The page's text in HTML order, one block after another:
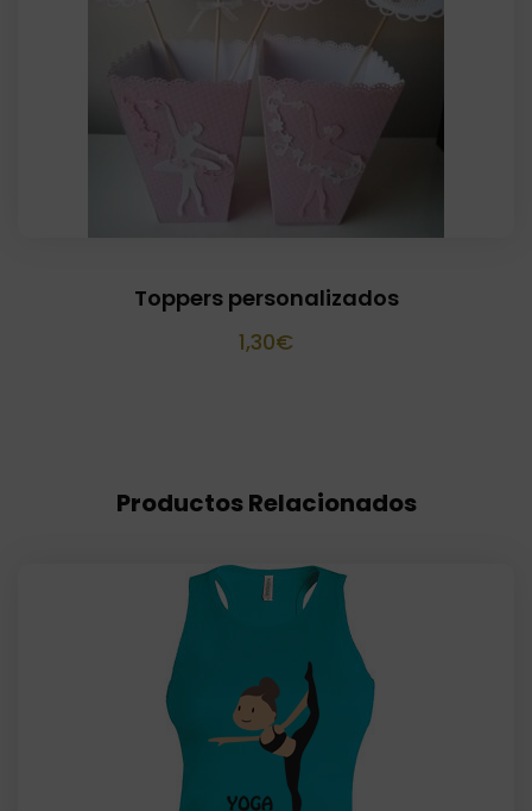
hasta
175,95€
Toppers personalizados
1,30€
Productos Relacionados